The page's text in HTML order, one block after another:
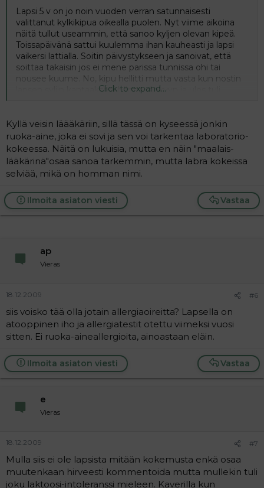
Lapsi 5 v on jo noin vuoden verran satunnaisesti
valittanut kylkikipua oikealla puolen. Nyt viime aikoina
näitä tullut useammin, että sanoo kyljen olevan kipeä.
Toissapäivänä sattui kuulemma ihan kauheasti ja lapsi
vaikersi lattialla. Soitin päivystykseen ja sanoivat, että
soittaa takaisin jos ei mene parissa tunnissa ohi tai
nousee kuume. No, kipu hellitti mutta vasta kun nostin
lapsen syliin kantaakseni hänet sänkyyn ja ulos tuli
seuraavassa hetkessä alkoi pieremään ja menikin sitten
kakalle kovia pipanoita kakkimaan.
Siis järkihän sanoo että kyse on jostain hukassa olevasta
pierusta...eikö? Mutta silti taas aina huolettaa nää
pienimmätki jutut....että mitä jos onki jotain vakavaa ja
pitäs mennä lääkäriin. Olenko nyt aivan
ylihuolehtivainen? Veisittekö itse tän takia lääkäriin?
Kivut on kuitenki aika kovia sillon ku niitä on.
Click to expand...
Kyllä veisin läääkäriin, sillä tässä on kyseessä jonkin
ruoka-aine, joka ei sovi ja sen voi tarkentaa laboratorio-
kokeessa. Näitä on lukuisia, mutta en näin "maalais-
lääkärinä"osaa sanoa tarkemmin, mutta labra kokeissa
selviää, mikä on homman nimi.
Vastaa
Ilmoita asiaton viesti
ap
Vieras
18.12.2009 #6
siis voisko tää olla jotain allergiaoireitta? Lapsella on
atooppinen iho ja allergiatestit otettu viimeksi vuosi
sitten. Ei ruoka-aineallergioita, ainoastaan eläin.
Vastaa
Ilmoita asiaton viesti
e
Vieras
18.12.2009 #7
Mulla siis ei ole lapsista mitään kokemusta enkä osaa
muutenkaan hirveesti kommentoida mutta mullekin tuli
joku laktoosi-intoleranssi mieleen. Kaverilla kun